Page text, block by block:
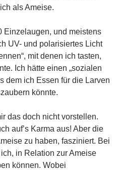
als Ameise.
Einzelaugen, und meistens
UV- und polarisiertes Licht
mit denen ich tasten,
Ich hätte einen „sozialen
dem ich Essen für die Larven
könnte.
das doch nicht vorstellen.
auf’s Karma aus! Aber die
zu haben, fasziniert. Bei
in Relation zur Ameise
können. Wobei